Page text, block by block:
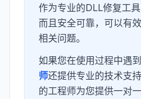
作为专业的DLL修复工具
而且安全可靠，可以有
相关问题。
如果您在使用过程中遇到
师还提供专业的技术支
的工程师为您提供一对